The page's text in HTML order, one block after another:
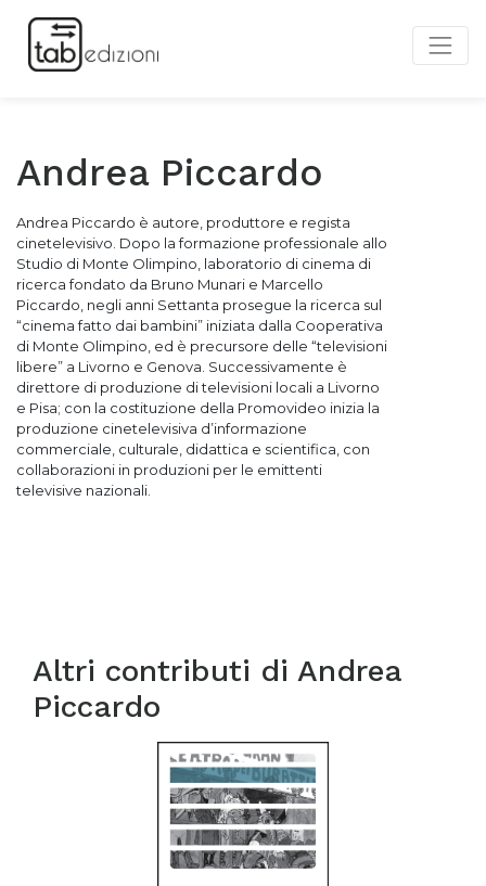
Andrea Piccardo
Andrea Piccardo è autore, produttore e regista
cinetelevisivo. Dopo la formazione professionale allo
Studio di Monte Olimpino, laboratorio di cinema di
ricercafondato da Bruno Munari e Marcello
Piccardo, negli anni Settanta prosegue la ricerca sul
“cinema fatto dai bambini” iniziata dalla Cooperativa
di Monte Olimpino, ed è precursore delle “televisioni
libere” a Livorno e Genova. Successivamente è
direttore di produzione di televisioni locali a Livorno
e Pisa; con la costituzione della Promovideo inizia la
produzione cinetelevisiva d’informazione
commerciale, culturale, didattica e scientifica, con
collaborazioni in produzioni per le emittenti
televisive nazionali.
Altri contributi di Andrea
Piccardo